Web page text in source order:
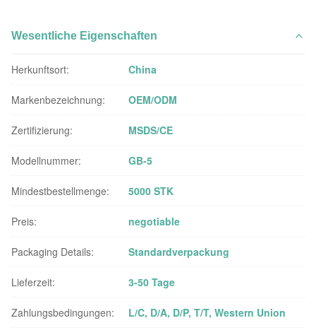
Wesentliche Eigenschaften
Herkunftsort: China
Markenbezeichnung: OEM/ODM
Zertifizierung: MSDS/CE
Modellnummer: GB-5
Mindestbestellmenge: 5000 STK
Preis: negotiable
Packaging Details: Standardverpackung
Lieferzeit: 3-50 Tage
Zahlungsbedingungen: L/C, D/A, D/P, T/T, Western Union